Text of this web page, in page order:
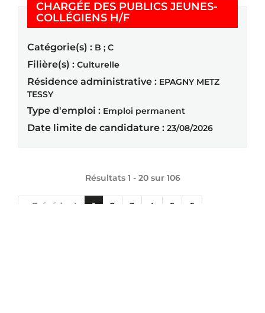
CHARGÉE DES PUBLICS JEUNES-
COLLÉGIENS H/F(Nouvelle fenêtre)
Catégorie(s) : B ; C
Filière(s) : Culturelle
Résidence administrative : EPAGNY METZ
TESSY
Type d'emploi : Emploi permanent
Date limite de candidature : 23/08/2026
Résultats 1 - 20 sur 106
« Précédent 1 2 3 4 5
6